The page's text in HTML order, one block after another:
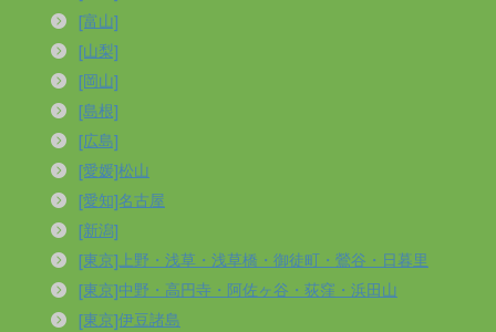
[富山]
[山梨]
[岡山]
[島根]
[広島]
[愛媛]松山
[愛知]名古屋
[新潟]
[東京]上野・浅草・浅草橋・御徒町・鶯谷・日暮里
[東京]中野・高円寺・阿佐ヶ谷・荻窪・浜田山
[東京]伊豆諸島